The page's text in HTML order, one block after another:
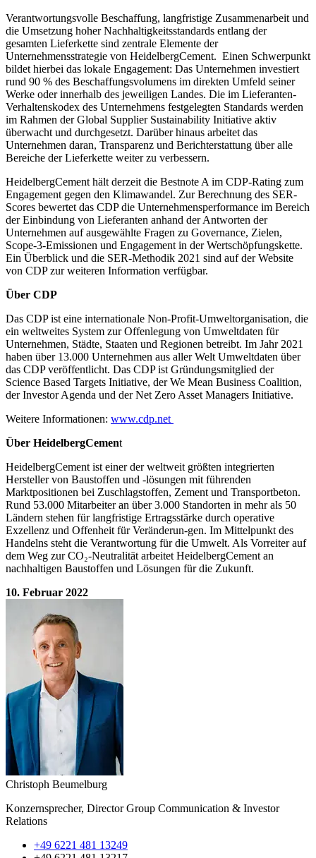
Verantwortungsvolle Beschaffung, langfristige Zusammenarbeit und
die Umsetzung hoher Nachhaltigkeitsstandards entlang der
gesamten Lieferkette sind zentrale Elemente der
Unternehmensstrategie von HeidelbergCement. Einen Schwerpunkt
bildet hierbei das lokale Engagement: Das Unternehmen investiert
rund 90 % des Beschaffungsvolumens im direkten Umfeld seiner
Werke oder innerhalb des jeweiligen Landes. Die im Lieferanten-
Verhaltenskodex des Unternehmens festgelegten Standards werden
im Rahmen der Global Supplier Sustainability Initiative aktiv
überwacht und durchgesetzt. Darüber hinaus arbeitet das
Unternehmen daran, Transparenz und Berichterstattung über alle
Bereiche der Lieferkette weiter zu verbessern.
HeidelbergCement hält derzeit die Bestnote A im CDP-Rating zum
Engagement gegen den Klimawandel. Zur Berechnung des SER-
Scores bewertet das CDP die Unternehmensperformance im Bereich
der Einbindung von Lieferanten anhand der Antworten der
Unternehmen auf ausgewählte Fragen zu Governance, Zielen,
Scope-3-Emissionen und Engagement in der Wertschöpfungskette.
Ein Überblick und die SER-Methodik 2021 sind auf der Website
von CDP zur weiteren Information verfügbar.
Über CDP
Das CDP ist eine internationale Non-Profit-Umweltorganisation, die
ein weltweites System zur Offenlegung von Umweltdaten für
Unternehmen, Städte, Staaten und Regionen betreibt. Im Jahr 2021
haben über 13.000 Unternehmen aus aller Welt Umweltdaten über
das CDP veröffentlicht. Das CDP ist Gründungsmitglied der
Science Based Targets Initiative, der We Mean Business Coalition,
der Investor Agenda und der Net Zero Asset Managers Initiative.
Weitere Informationen: www.cdp.net
Über HeidelbergCement
HeidelbergCement ist einer der weltweit größten integrierten
Hersteller von Baustoffen und -lösungen mit führenden
Marktpositionen bei Zuschlagstoffen, Zement und Transportbeton.
Rund 53.000 Mitarbeiter an über 3.000 Standorten in mehr als 50
Ländern stehen für langfristige Ertragsstärke durch operative
Exzellenz und Offenheit für Veränderun-gen. Im Mittelpunkt des
Handelns steht die Verantwortung für die Umwelt. Als Vorreiter auf
dem Weg zur CO₂-Neutralität arbeitet HeidelbergCement an
nachhaltigen Baustoffen und Lösungen für die Zukunft.
10. Februar 2022
Christoph Beumelburg
Konzernsprecher, Director Group Communication & Investor
Relations
+49 6221 481 13249